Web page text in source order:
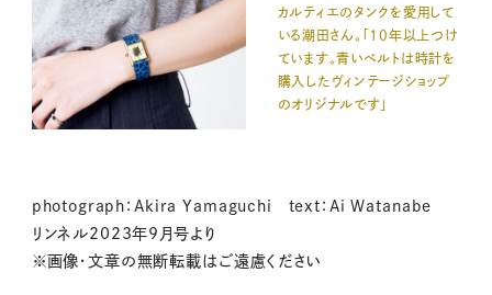
カルティエのタンクを愛用して
いる潮田さん。「10年以上つけ
ています。青いベルトは時計を
購入したヴィンテージショップ
のオリジナルです」
photograph：Akira Yamaguchi text：Ai Watanabe
リンネル2023年9月号より
※画像・文章の無断転載はご遠慮ください